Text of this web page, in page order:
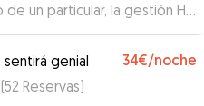
un particular, la gestión Ha
un chico muy amable
mucha confianza, sin duda lo
👍🏼👍🏼👍🏼👍🏼 ”
sentirá genial 34€/noche
(52 Reservas)